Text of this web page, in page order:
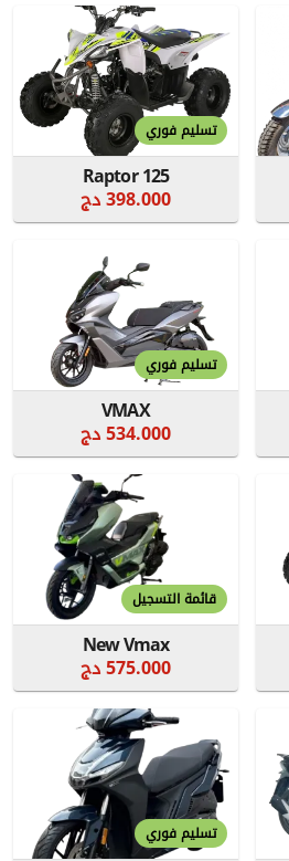
تسليم فوري
Raptor 125
398.000 دج
تسليم فوري
VMAX
534.000 دج
قائمة التسجيل
New Vmax
575.000 دج
تسليم فوري